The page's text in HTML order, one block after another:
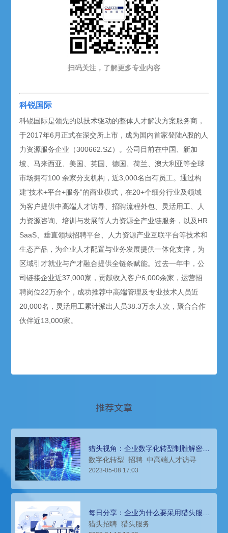
扫码关注，了解更多专业内容
科锐国际
科锐国际是领先的以技术驱动的整体人才解决方案服务商，
于2017年6月正式在深交所上市，成为国内首家登陆A股的人
力资源服务企业（300662.SZ）。公司目前在中国、新加
坡、马来西亚、美国、英国、德国、荷兰、澳大利亚等全球
市场拥有100 余家分支机构，近3,000名自有员工。通过构
建“技术+平台+服务”的商业模式，在20+个细分行业及领域
为客户提供中高端人才访寻、招聘流程外包、灵活用工、人
力资源咨询、培训与发展等人力资源全产业链服务，以及HR
SaaS、垂直领域招聘平台、人力资源产业互联平台等技术和
生态产品，为企业人才配置与业务发展提供一体化支撑，为
区域引才就业与产才融合提供全链条赋能。过去一年中，公
司链接企业近37,000家，贡献收入客户6,000余家，运营招
聘岗位22万余个，成功推荐中高端管理及专业技术人员近
20,000名，灵活用工累计派出人员38.3万余人次，聚合合作
伙伴近13,000家。
推荐文章
猎头视角：企业数字化转型制胜解密：
核心人才引入！
数字化转型 招聘 中高端人才访寻
2023-05-08 17:03
每日分享：企业为什么要采用猎头服
务？
猎头招聘 猎头服务